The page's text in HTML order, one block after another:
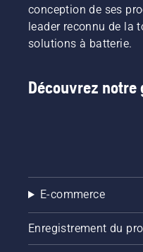
conception de ses
leader reconnu de la
solutions à batterie.
Découvrez notre
E-commerce
Enregistrement du